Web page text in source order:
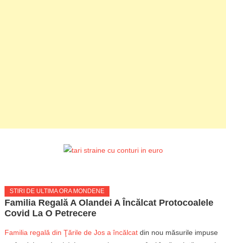
STIRI DE ULTIMA ORA MONDENE
Familia Regală A Olandei A Încălcat Protocoalele
Covid La O Petrecere
Familia regală din Ţările de Jos a încălcatdin nou măsurile impuse